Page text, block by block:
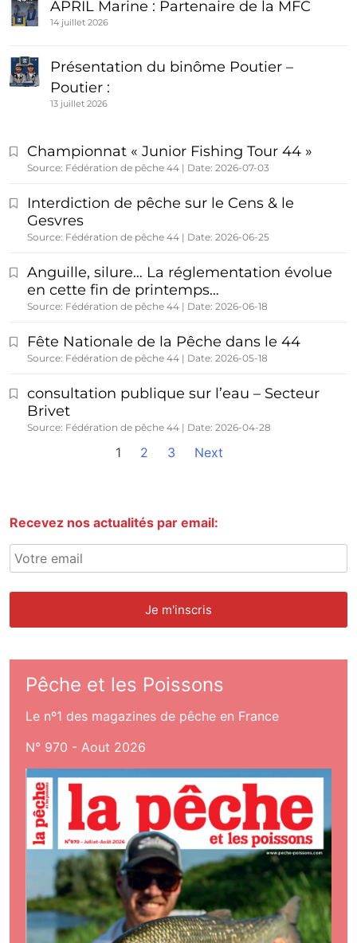
APRIL Marine : Partenaire de la MFC
14 juillet 2026
Présentation du binôme Poutier –
Poutier :
13 juillet 2026
Championnat « Junior Fishing Tour 44 »
Source: Fédération de pêche 44 Date: 2026-07-03
Interdiction de pêche sur le Cens & le
Gesvres
Source: Fédération de pêche 44 Date: 2026-06-25
Anguille, silure… La réglementation évolue
en cette fin de printemps…
Source: Fédération de pêche 44 Date: 2026-06-18
Fête Nationale de la Pêche dans le 44
Source: Fédération de pêche 44 Date: 2026-05-18
consultation publique sur l’eau – Secteur
Brivet
Source: Fédération de pêche 44 Date: 2026-04-28
1 2 3 Next
Recevez nos actualités par email:
Pêche et les Poissons
Le nº1 des magazines de pêche en France
N° 970 - Aout 2026